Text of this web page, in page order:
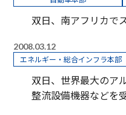
双日、南アフリカで
2008.03.12
エネルギー・総合インフラ本部
双日、世界最大のア
整流設備機器などを